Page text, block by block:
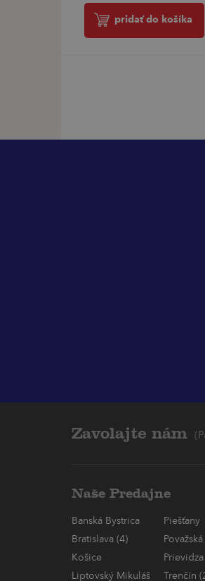
pridať do košíka
Zavolajte nám
Naše Predajne
Banská Bystrica
Piešťany
Bratislava (4)
Košice
Prievidza
Liptovský Mikuláš
Trenčín